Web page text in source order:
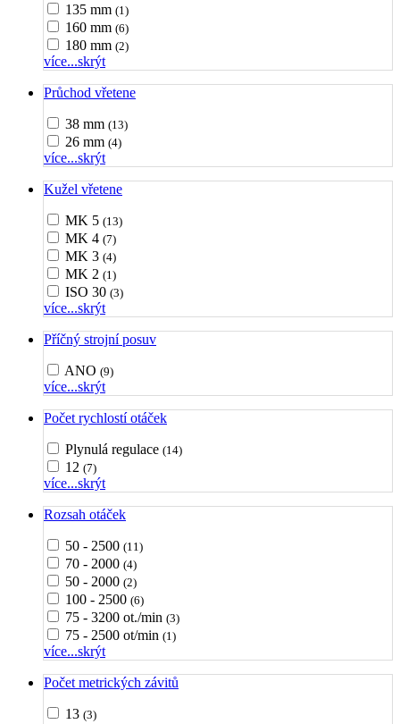
135 mm (1)
160 mm (6)
180 mm (2)
více...skrýt
Průchod vřetene
38 mm (13)
26 mm (4)
více...skrýt
Kužel vřetene
MK 5 (13)
MK 4 (7)
MK 3 (4)
MK 2 (1)
ISO 30 (3)
více...skrýt
Příčný strojní posuv
ANO (9)
více...skrýt
Počet rychlostí otáček
Plynulá regulace (14)
12 (7)
více...skrýt
Rozsah otáček
50 - 2500 (11)
70 - 2000 (4)
50 - 2000 (2)
100 - 2500 (6)
75 - 3200 ot./min (3)
75 - 2500 ot/min (1)
více...skrýt
Počet metrických závitů
13 (3)